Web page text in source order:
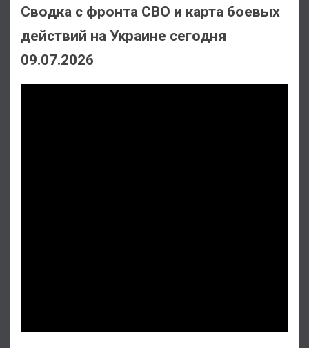
Сводка с фронта СВО и карта боевых
действий на Украине сегодня
09.07.2026